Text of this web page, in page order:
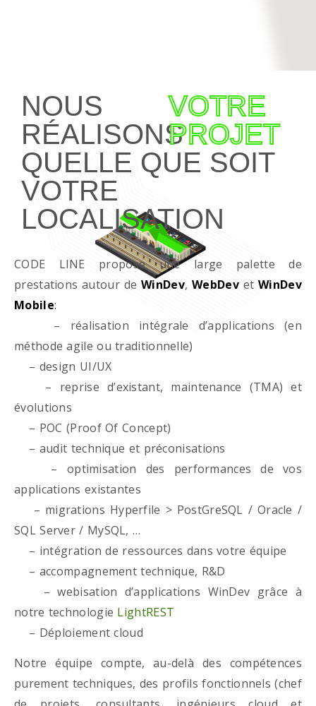
NOUS
RÉALISONS
VOTRE
PROJET
QUELLE QUE SOIT
VOTRE
LOCALISATION
CODE LINE propose une large palette de
prestations autour deWinDev,WebDevet WinDev
Mobile:
– réalisation intégrale d’applications (en
méthode agile ou traditionnelle)
– design UI/UX
– reprise d’existant, maintenance (TMA) et
évolutions
– POC (Proof Of Concept)
– audit technique et préconisations
– optimisation des performances de vos
applications existantes
– migrations Hyperfile > PostGreSQL / Oracle /
SQL Server / MySQL, …
– intégration de ressources dans votre équipe
– accompagnement technique, R&D
– webisation d’applications WinDev grâce à
notre technologie LightREST
– Déploiement cloud
Notre équipe compte, au-delà des compétences
purement techniques, des profils fonctionnels (chef